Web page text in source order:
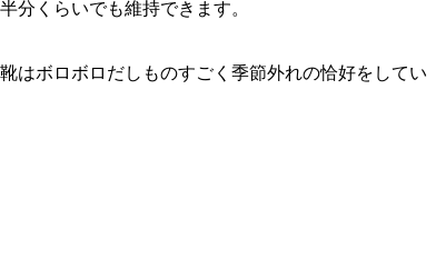
分くらいでも維持できます。
はボロボロだしものすごく季節外れの恰好をしてい